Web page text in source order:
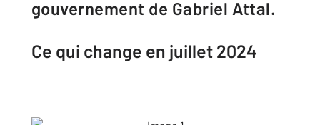
gouvernement de Gabriel Attal.
Ce qui change en juillet 2024